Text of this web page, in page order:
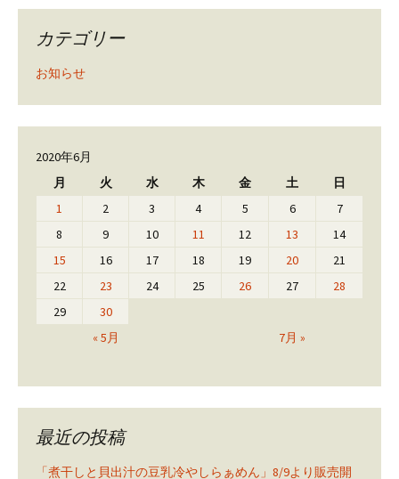
カテゴリー
お知らせ
2020年6月
月
火 水 木 金 土 日
« 5月 7月 »
1 2 3 4 5 6
7
8
9 10 11 12 13
14
15
16 17 18 19 20
21
22
23 24 25 26 27
28
29
30
最近の投稿
「煮干しと貝出汁の豆乳冷やしらぁめん」8/9より販売開